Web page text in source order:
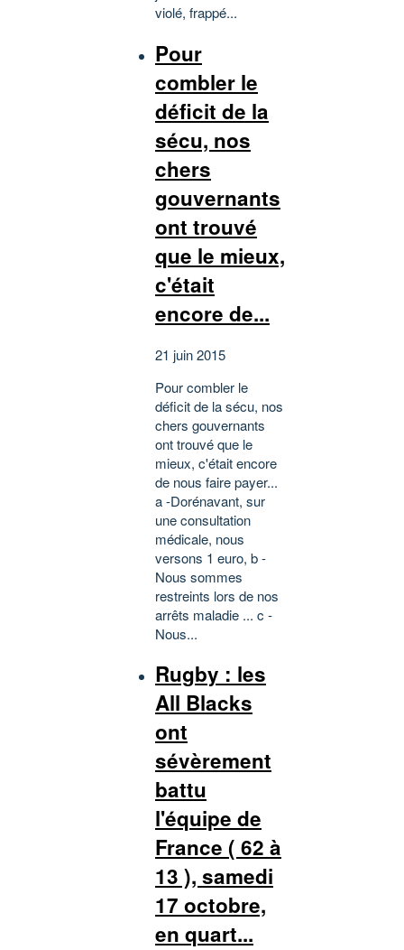
violé, frappé...
Pour
combler le
déficit de la
sécu, nos
chers
gouvernants
ont trouvé
que le mieux,
c'était
encore de...
21 juin 2015
Pour combler le
déficit de la sécu, nos
chers gouvernants
ont trouvé que le
mieux, c'était encore
de nous faire payer...
a -Dorénavant, sur
une consultation
médicale, nous
versons 1 euro, b -
Nous sommes
restreints lors de nos
arrêts maladie ... c -
Nous...
Rugby : les
All Blacks
ont
sévèrement
battu
l'équipe de
France ( 62 à
13 ), samedi
17 octobre,
en quart...